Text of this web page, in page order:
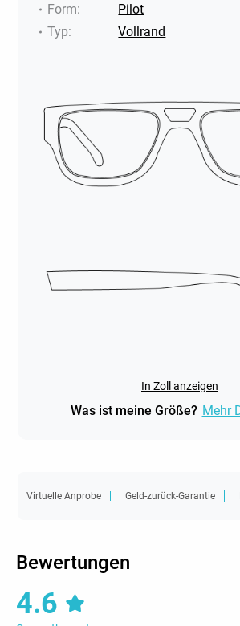
Form:
Pilot
Typ: Vollrand
In Zoll anzeigen
Was ist meine Größe? Mehr
Virtuelle Anprobe Geld-zurück-Garantie
Bewertungen
4.6